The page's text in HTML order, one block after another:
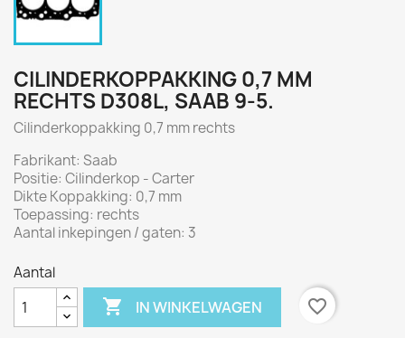
CILINDERKOPPAKKING 0,7 MM
RECHTS D308L, SAAB 9-5.
Cilinderkoppakking 0,7 mm rechts
Fabrikant: Saab
Positie: Cilinderkop -Carter
DikteKoppakking: 0,7 mm
Toepassing: rechts
Aantal inkepingen / gaten: 3
Aantal
 IN WINKELWAGEN favorite_border